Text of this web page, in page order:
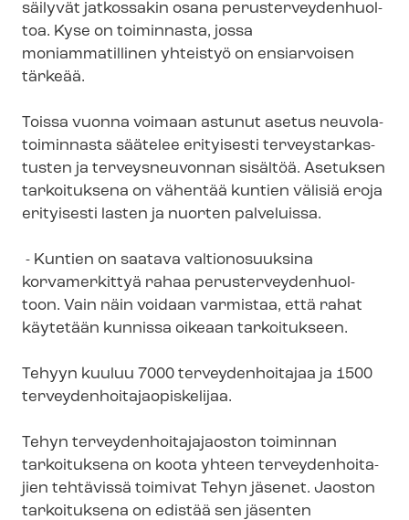
säilyvät jatkossakin osana pe­rus­ter­vey­den­huol­
toa. Kyse on toiminnasta, jossa
moniammatillinen yhteistyö on ensiarvoisen
tärkeää.
Toissa vuonna voimaan astunut asetus neu­vo­la­
toi­min­nas­ta säätelee erityisesti ter­veys­tar­kas­
tus­ten ja terveysneuvonnan sisältöä. Asetuksen
tarkoituksena on vähentää kuntien välisiä eroja
erityisesti lasten ja nuorten palveluissa.
- Kuntien on saatava valtionosuuksina
korvamerkittyä rahaa pe­rus­ter­vey­den­huol­
toon. Vain näin voidaan varmistaa, että rahat
käytetään kunnissa oikeaan tarkoitukseen.
Tehyyn kuuluu 7000 terveydenhoitajaa ja 1500
ter­vey­den­hoi­ta­jao­pis­ke­li­jaa.
Tehyn ter­vey­den­hoi­ta­ja­jaos­ton toiminnan
tarkoituksena on koota yhteen ter­vey­den­hoi­ta­
jien tehtävissä toimivat Tehyn jäsenet. Jaoston
tarkoituksena on edistää sen jäsenten